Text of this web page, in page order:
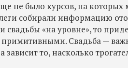
не было курсов, на
собирали информацию
свадьбы «на уровне», то
Свадьба —
зависит то, насколько